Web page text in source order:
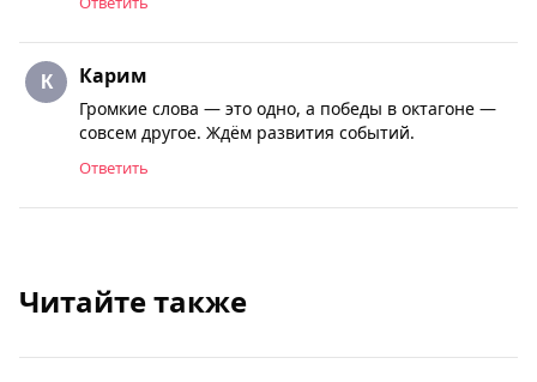
Карим
Громкие слова — это одно, а победы в октагоне —
совсем другое. Ждём развития событий.
Ответить
Читайте также